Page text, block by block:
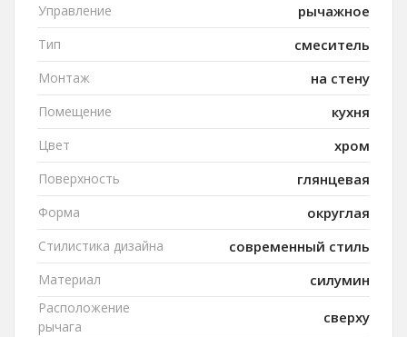
Управление рычажное
Тип смеситель
Монтаж на стену
Помещение кухня
Цвет хром
Поверхность глянцевая
Форма округлая
Стилистика дизайна современный стиль
Материал силумин
Расположение
рычага
сверху